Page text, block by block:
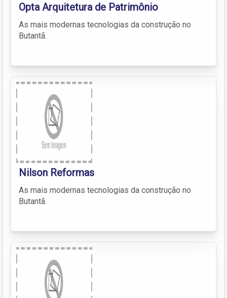
Opta Arquitetura de Patrimônio
As mais modernas tecnologias da construção no
Butantã.
Nilson Reformas
As mais modernas tecnologias da construção no
Butantã.